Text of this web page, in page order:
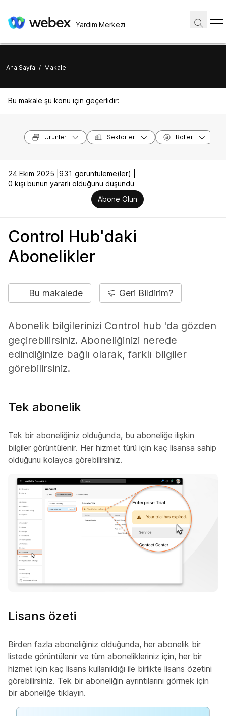
Yardım Merkezi
Ana Sayfa / Makale
Bu makale şu konu için geçerlidir:
Ürünler Sektörler Roller
24 Ekim 2025 | 931 görüntüleme(ler) |
0 kişi bunun yararlı olduğunu düşündü
Abone Olun
Control Hub'daki
Abonelikler
Bu makalede Geri Bildirim?
Abonelik bilgilerinizi Control hub 'da gözden
geçirebilirsiniz. Aboneliğinizi nerede
edindiğinize bağlı olarak, farklı bilgiler
görebilirsiniz.
Tek abonelik
Tek bir aboneliğiniz olduğunda, bu aboneliğe ilişkin
bilgiler görüntülenir. Her hizmet türü için kaç lisansa sahip
olduğunu kolayca görebilirsiniz.
Lisans özeti
Birden fazla aboneliğiniz olduğunda, her abonelik bir
listede görüntülenir ve tüm abonelikleriniz için, her bir
hizmet için kaç lisans kullanıldığı ile birlikte lisans özetini
görebilirsiniz. Tek bir aboneliğin ayrıntılarını görmek için
bir aboneliğe tıklayın.